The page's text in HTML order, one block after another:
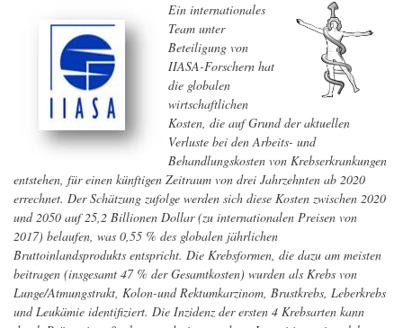
Ein internationales
Team unter
Beteiligung von
IIASA-Forschern hat
die globalen
wirtschaftlichen
Kosten, die auf Grund der aktuellen
Verluste bei den Arbeits- und
Behandlungskosten von Krebserkrankungen
entstehen, für einen künftigen Zeitraum von drei Jahrzehnten ab 2020
errechnet. Der Schätzung zufolge werden sich diese Kosten zwischen 2020
und 2050 auf 25,2 Billionen Dollar (zu internationalen Preisen von
2017) belaufen, was 0,55 % des globalen jährlichen
Bruttoinlandsprodukts entspricht. Die Krebsformen, die dazu am meisten
beitragen (insgesamt 47 % der Gesamtkosten) wurden als Krebs von
Lunge/Atmungstrakt, Kolon-und Rektumkarzinom, Brustkrebs, Leberkrebs
und Leukämie identifiziert. Die Inzidenz der ersten 4 Krebsarten kann